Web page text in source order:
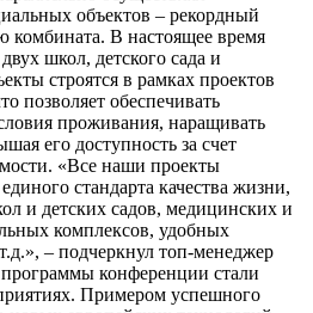
объектов – рекордный
комбината. В настоящее время
школ, детского сада и
строятся в рамках проектов
позволяет обеспечивать
проживания, наращивать
его доступность за счет
«Все наши проекты
стандарта качества жизни,
и детских садов, медицинских и
комплексов, удобных
– подчеркнул топ-менеджер
конференции стали
Примером успешного